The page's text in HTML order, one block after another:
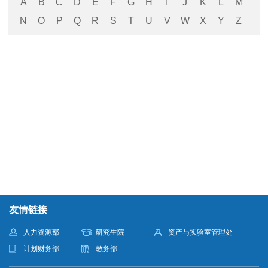
A B C D E F G H J K L
M
N
O P Q R S T U V W X Y Z
友情链接
人力资源部 研究生院
资产与实验室管理处
计划财务部
教务部